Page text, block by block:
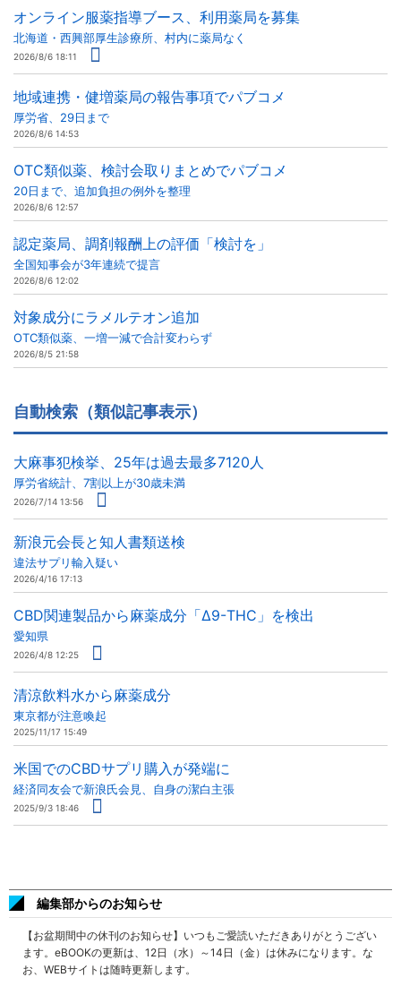
オンライン服薬指導ブース、利用薬局を募集
北海道・西興部厚生診療所、村内に薬局なく
2026/8/6 18:11
地域連携・健増薬局の報告事項でパブコメ
厚労省、29日まで
2026/8/6 14:53
OTC類似薬、検討会取りまとめでパブコメ
20日まで、追加負担の例外を整理
2026/8/6 12:57
認定薬局、調剤報酬上の評価「検討を」
全国知事会が3年連続で提言
2026/8/6 12:02
対象成分にラメルテオン追加
OTC類似薬、一増一減で合計変わらず
2026/8/5 21:58
自動検索（類似記事表示）
大麻事犯検挙、25年は過去最多7120人
厚労省統計、7割以上が30歳未満
2026/7/14 13:56
新浪元会長と知人書類送検
違法サプリ輸入疑い
2026/4/16 17:13
CBD関連製品から麻薬成分「Δ9-THC」を検出
愛知県
2026/4/8 12:25
清涼飲料水から麻薬成分
東京都が注意喚起
2025/11/17 15:49
米国でのCBDサプリ購入が発端に
経済同友会で新浪氏会見、自身の潔白主張
2025/9/3 18:46
編集部からのお知らせ
【お盆期間中の休刊のお知らせ】いつもご愛読いただきありがとうござい
ます。eBOOKの更新は、12日（水）～14日（金）は休みになります。な
お、WEBサイトは随時更新します。